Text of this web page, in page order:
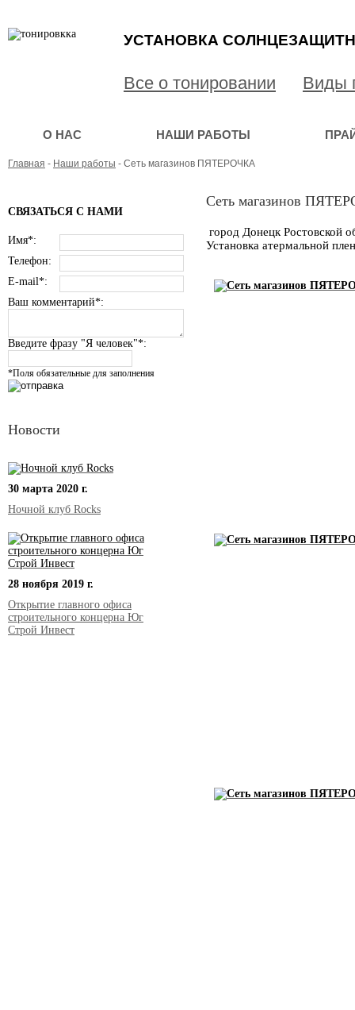
УСТАНОВКА
Все о тонировании Виды
О НАС НАШИ РАБОТЫ
Главная - Наши работы - Сеть магазинов ПЯТЕРОЧКА
СВЯЗАТЬСЯ С НАМИ
Имя*:
Телефон:
E-mail*:
Ваш комментарий*:
Введите фразу "Я человек"*:
*Поля обязательные для заполнения
Новости
30 марта 2020 г.
Ночной клуб Rocks
28 ноября 2019 г.
Открытие главного офиса
строительного концерна Юг
Строй Инвест
Сеть магазинов
город Донецк Ростовской
Установка атермальной